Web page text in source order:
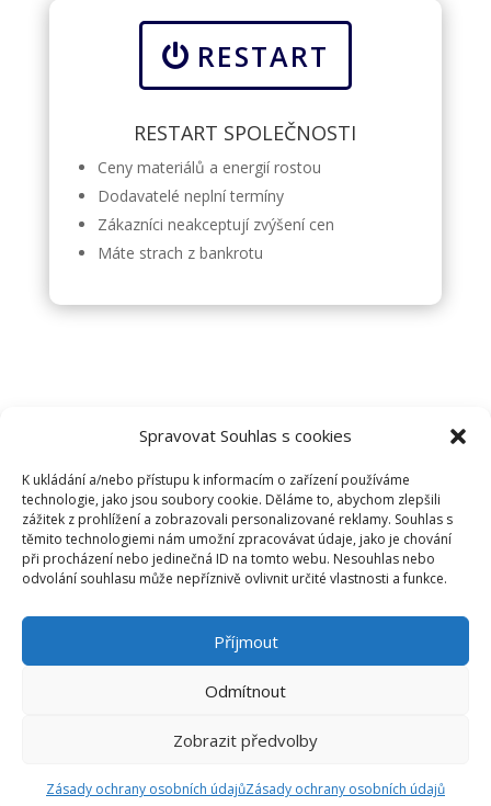
Spravovat Souhlas s cookies
K ukládání a/nebo přístupu k informacím o zařízení používáme
technologie, jako jsou soubory cookie. Děláme to, abychom zlepšili
zážitek z prohlížení a zobrazovali personalizované reklamy. Souhlas s
těmito technologiemi nám umožní zpracovávat údaje, jako je chování
při procházení nebo jedinečná ID na tomto webu. Nesouhlas nebo
odvolání souhlasu může nepříznivě ovlivnit určité vlastnosti a funkce.
Příjmout
Odmítnout
Zobrazit předvolby
Zásady ochrany osobních údajůZásady ochrany osobních údajů
RESTART
RESTART SPOLEČNOSTI
Ceny materiálů a energií rostou
Dodavatelé neplní termíny
Zákazníci neakceptují zvýšení cen
Máte strach z bankrotu
Podkovářská 674/2,
 +420 284 028 886
 info@bm4u.cz

Etický kodex BM4U